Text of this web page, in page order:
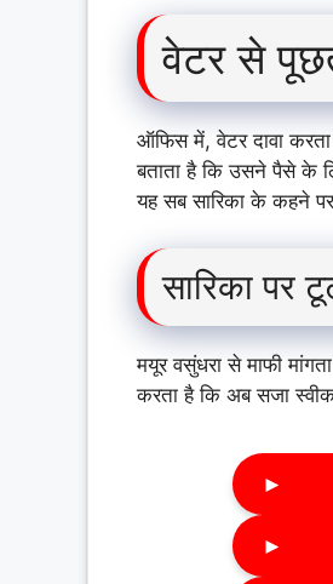
वेटर से
ऑफिस में, वेटर दावा
बताता है कि उसने पैसे के
यह सब सारिका के कहने
सारिका पर
मयूर वसुंधरा से माफी
करता है कि अब सजा
►
►